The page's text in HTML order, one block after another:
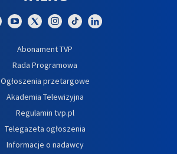
Abonament TVP
Rada Programowa
Ogłoszenia przetargowe
Akademia Telewizyjna
Regulamin tvp.pl
Telegazeta ogłoszenia
Informacje o nadawcy